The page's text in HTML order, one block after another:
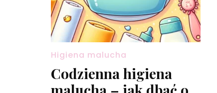
Higiena malucha
Codzienna higiena